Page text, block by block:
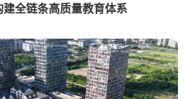
全链条高质量教育体系